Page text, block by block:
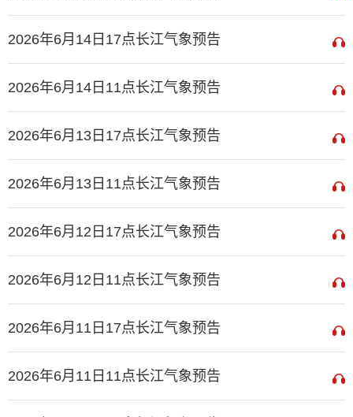
2026年6月14日17点长江气象预告
2026年6月14日11点长江气象预告
2026年6月13日17点长江气象预告
2026年6月13日11点长江气象预告
2026年6月12日17点长江气象预告
2026年6月12日11点长江气象预告
2026年6月11日17点长江气象预告
2026年6月11日11点长江气象预告